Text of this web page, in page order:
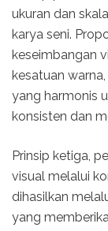
ukuran dan
karya seni.
keseimbangan
kesatuan
yang harmonis
konsisten dan
Prinsip ketiga,
visual melalui
dihasilkan
yang